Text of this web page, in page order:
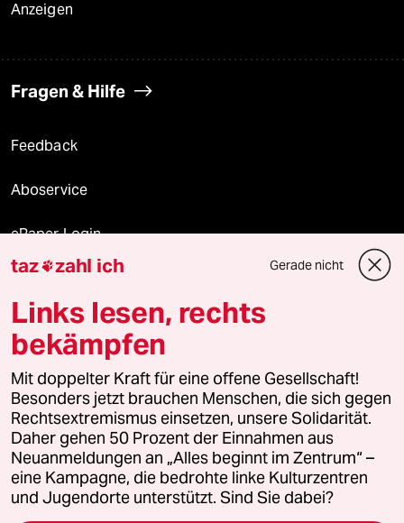
Anzeigen
Fragen & Hilfe
Feedback
Aboservice
ePaper Login
Downloads für Abonnierende
© 2026 taz Verlags und Vertriebs GmbH
Alle Rechte vorbehalten. Bei rechtlichen Fragen oder für Genehmigungen
wenden Sie sich bitte an
lizenzen@taz.de
Feedback Redaktionsstatut Kommune-Richtlinien
Leitlinie Informant Datenschutz Impressum AGB
taz zahl ich Gerade nicht
Links lesen, rechts
bekämpfen
Mit doppelter Kraft für eine offene Gesellschaft!
Besonders jetzt brauchen Menschen, die sich gegen
Rechtsextremismus einsetzen, unsere Solidarität.
Daher gehen 50 Prozent der Einnahmen aus
Neuanmeldungen an „Alles beginnt im Zentrum“ –
eine Kampagne, die bedrohte linke Kulturzentren
und Jugendorte unterstützt. Sind Sie dabei?